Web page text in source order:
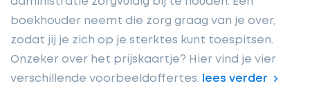
boekhouder neemt die zorg graag van je over,
zodat jij je zich op je sterktes kunt toespitsen.
Onzeker over het prijskaartje? Hier vind je vier
verschillende voorbeeldoffertes. lees verder